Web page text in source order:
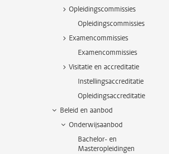
Opleidingscommissies
Opleidingscommissies
Examencommissies
Examencommissies
Visitatie en accreditatie
Instellingsaccreditatie
Opleidingsaccreditatie
Beleid en aanbod
Onderwijsaanbod
Bachelor- en
Masteropleidingen